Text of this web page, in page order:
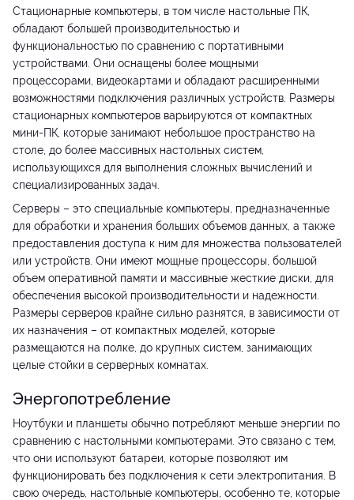
Стационарные компьютеры, в том числе настольные ПК,
обладают большей производительностью и
функциональностью по сравнению с портативными
устройствами. Они оснащены более мощными
процессорами, видеокартами и обладают расширенными
возможностями подключения различных устройств. Размеры
стационарных компьютеров варьируются от компактных
мини-ПК, которые занимают небольшое пространство на
столе, до более массивных настольных систем,
использующихся для выполнения сложных вычислений и
специализированных задач.
Серверы – это специальные компьютеры, предназначенные
для обработки и хранения больших объемов данных, а также
предоставления доступа к ним для множества пользователей
или устройств. Они имеют мощные процессоры, большой
объем оперативной памяти и массивные жесткие диски, для
обеспечения высокой производительности и надежности.
Размеры серверов крайне сильно разнятся, в зависимости от
их назначения – от компактных моделей, которые
размещаются на полке, до крупных систем, занимающих
целые стойки в серверных комнатах.
Энергопотребление
Ноутбуки и планшеты обычно потребляют меньше энергии по
сравнению с настольными компьютерами. Это связано с тем,
что они используют батареи, которые позволяют им
функционировать без подключения к сети электропитания. В
свою очередь, настольные компьютеры, особенно те, которые